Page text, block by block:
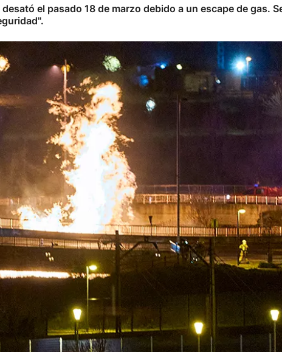
el pasado 18 de marzo debido a un escape de gas.